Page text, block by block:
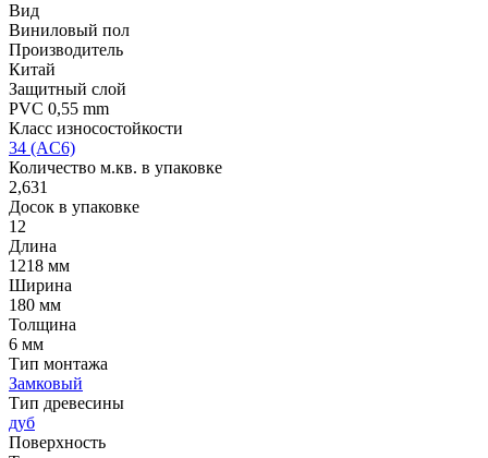
Вид
Виниловый пол
Производитель
Китай
Защитный слой
PVC 0,55 mm
Класс износостойкости
34 (AC6)
Количество м.кв. в упаковке
2,631
Досок в упаковке
12
Длина
1218 мм
Ширина
180 мм
Толщина
6 мм
Тип монтажа
Замковый
Тип древесины
дуб
Поверхность